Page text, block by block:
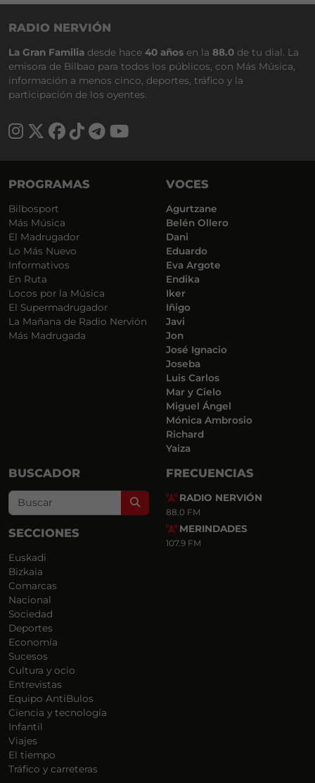
RADIO NERVIÓN
La Gran Familia desde hace 40 años en la 88.0 de tu dial. La
emisora de Bilbao para todos los públicos, con Más Música,
información a menos cinco, deportes, tráfico y la
participación de los oyentes.
PROGRAMAS
Bilbosport
Más Música
El Madrugador
Lo Más Nuevo
Informativos
En Ruta
Locos por la Música
El Supermadrugador
La Mañana de Radio Nervión
Más Madrugada
VOCES
Agurtzane
Belén Ollero
Dani
Eduardo
Eva Argote
Endika
Iker
Iñigo
Javi
Jon
José Ignacio
Joseba
Luis Carlos
Mar y Cielo
Miguel Ángel
Mónica Ambrosio
Richard
Yaiza
BUSCADOR
Search
SECCIONES
Euskadi
Bizkaia
Comarcas
Nacional
Sociedad
Deportes
Economía
Sucesos
Cultura y ocio
Entrevistas
Equipo AntiBulos
Ciencia y tecnología
Infantil
Viajes
El tiempo
Tráfico y carreteras
FRECUENCIAS
RADIO NERVIÓN
88.0 FM
MERINDADES
107.9 FM